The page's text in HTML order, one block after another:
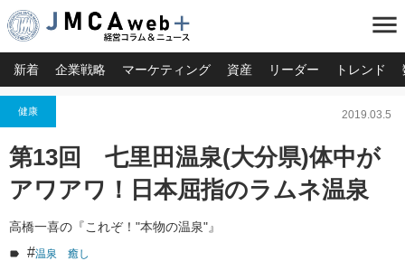
menu
新着 企業戦略 マーケティング 資産 リーダー トレンド
健康 2019.03.5
第13回 七里田温泉(大分県)体中が
アワアワ！日本屈指のラムネ温泉
高橋一喜の『これぞ！"本物の温泉"』
#温泉 癒し